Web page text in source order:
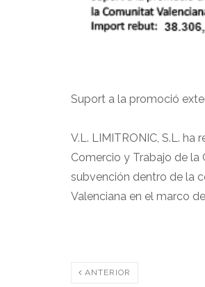
Suport a la promoció
V.L. LIMITRONIC, S.L.
Comercio y Trabajo de
subvención dentro de la
Valenciana en el marco
ANTERIOR